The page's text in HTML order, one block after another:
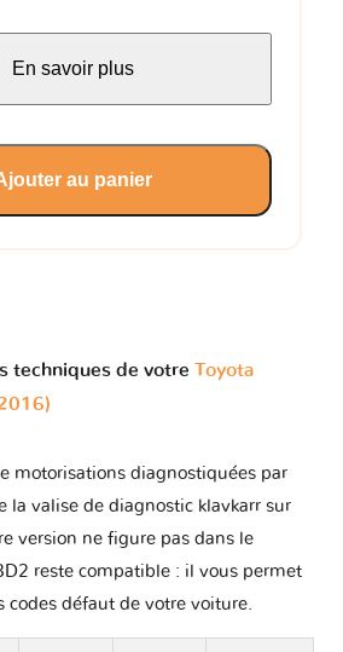
En savoir plus
au panier
techniques de votre Toyota
motorisations diagnostiquées par
la valise de diagnostic klavkarr sur
version ne figure pas dans le
reste compatible : il vous permet
codes défaut de votre voiture.